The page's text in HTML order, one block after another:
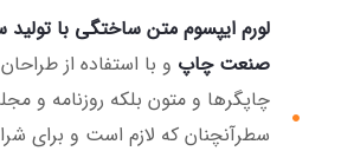
لورم ایپسوم متن ساختگی با تولید
صنعت چاپ و با استفاده از
چاپگرها و متون بلکه روزنامه و
سطرآنچنان که لازم است و برای